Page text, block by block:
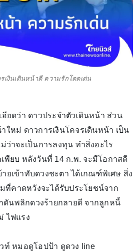
เงินเดินหน้าดี ความรักโดดเด่น
อียดว่า ดาวประจำตัวเดินหน้า ส่วน
ใหม่ ดาวการเงินโคจรเดินหน้า เป็น
ว่าจะเป็นการลงทุน ทำสิ่งอะไร
พียบ หลังวันที่ 14 ก.พ. จะมีโอกาสดี
ยเข้าทับดวงชะตา ได้เกณฑ์พิเศษ สิ่ง
ที่คาดหวังจะได้รับประโยชน์จาก
นพลิกดวงร้ายกลายดี จากลูกหนี้
ไฟแรง
ท์ หมอดูโอปป้า ดูดวง line